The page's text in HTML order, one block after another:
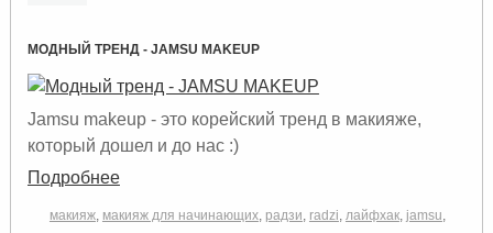
МОДНЫЙ ТРЕНД - JAMSU MAKEUP
Jamsu makeup - это корейский тренд в макияже,
который дошел и до нас :)
Подробнее
макияж, макияж для начинающих, радзи, radzi, лайфхак, jamsu,